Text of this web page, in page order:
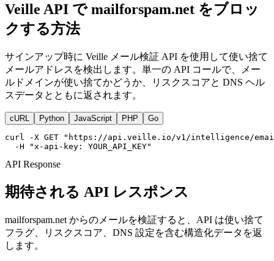
Veille API で mailforspam.net をブロッ
クする方法
サインアップ時に Veille メール検証 API を使用して使い捨て
メールアドレスを検出します。単一の API コールで、メー
ルドメインが使い捨てかどうか、リスクスコアと DNS ヘル
スデータとともに返されます。
cURL Python JavaScript PHP Go
curl -X GET "https://api.veille.io/v1/intelligence/
  -H "x-api-key: YOUR_API_KEY"
API Response
期待される API レスポンス
mailforspam.net からのメールを検証すると、API は使い捨て
フラグ、リスクスコア、DNS 設定を含む構造化データを返
します。